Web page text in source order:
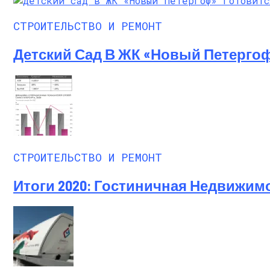
СТРОИТЕЛЬСТВО И РЕМОНТ
Детский Сад В ЖК «Новый
СТРОИТЕЛЬСТВО И РЕМОНТ
Итоги 2020: Гостиничная